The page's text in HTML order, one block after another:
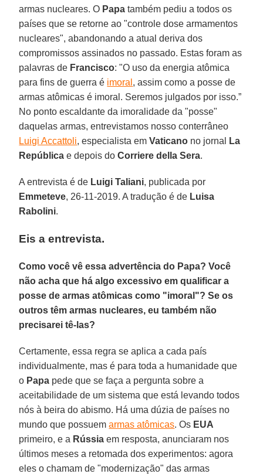
armas nucleares. O Papa também pediu a todos os
países que se retorne ao "controle dose armamentos
nucleares", abandonando a atual deriva dos
compromissos assinados no passado. Estas foram as
palavras de Francisco: "O uso da energia atômica
para fins de guerra é imoral , assim como a posse de
armas atômicas é imoral. Seremos julgados por isso.”
No ponto escaldante da imoralidade da "posse"
daquelas armas, entrevistamos nosso conterrâneo
Luigi Accattoli, especialista emVaticano no jornal
La
República e depois doCorriere della Sera.
A entrevista é de Luigi Taliani, publicada por
Emmeteve, 26-11-2019. A tradução é de Luisa
Rabolini.
Eis a entrevista.
Como você vê essa advertência do Papa? Você
não acha que há algo excessivo em qualificar a
posse de armas atômicas como "imoral"? Se os
outros têm armas nucleares, eu também não
precisarei tê-las?
Certamente, essa regra se aplica a cada país
individualmente, mas é para toda a humanidade que
o Papa pede que se faça a pergunta sobre a
aceitabilidade de um sistema que está levando todos
nós à beira do abismo. Há uma dúzia de países no
mundo que possuemarmas atômicas. Os EUA
primeiro, e a Rússia em resposta, anunciaram nos
últimos meses a retomada dos experimentos: agora
eles o chamam de "modernização" das armas